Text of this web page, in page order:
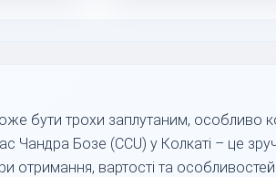
бути трохи заплутаним, особливо
Чандра Бозе (CCU) у Колкаті – це
отримання, вартості та особливостей